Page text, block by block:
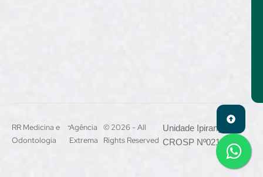
RR Medicina e
Odontologia
-Agência
Extrema
© 2026 - All
Rights Reserved
Unidade Ipiranga –
CROSP Nº021444